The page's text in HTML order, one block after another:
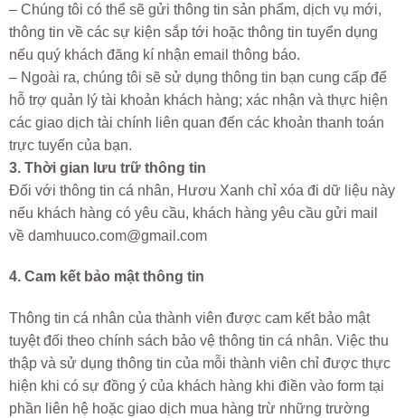
– Chúng tôi có thể sẽ gửi thông tin sản phẩm, dịch vụ mới,
thông tin về các sự kiện sắp tới hoặc thông tin tuyển dụng
nếu quý khách đăng kí nhận email thông báo.
– Ngoài ra, chúng tôi sẽ sử dụng thông tin bạn cung cấp để
hỗ trợ quản lý tài khoản khách hàng; xác nhận và thực hiện
các giao dịch tài chính liên quan đến các khoản thanh toán
trực tuyến của bạn.
3. Thời gian lưu trữ thông tin
Đối với thông tin cá nhân, Hươu Xanh chỉ xóa đi dữ liệu này
nếu khách hàng có yêu cầu, khách hàng yêu cầu gửi mail
về damhuuco.com@gmail.com
4. Cam kết bảo mật thông tin
Thông tin cá nhân của thành viên được cam kết bảo mật
tuyệt đối theo chính sách bảo vệ thông tin cá nhân. Việc thu
thập và sử dụng thông tin của mỗi thành viên chỉ được thực
hiện khi có sự đồng ý của khách hàng khi điền vào form tại
phần liên hệ hoặc giao dịch mua hàng trừ những trường